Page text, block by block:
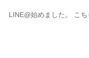
LINE@始めました。 こ